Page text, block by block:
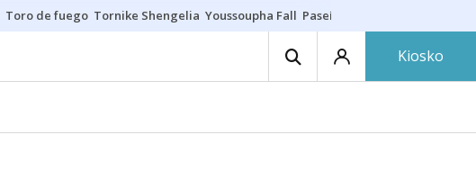
Toro de fuego Tornike Shengelia Youssoupha Fall Paseíllo único
Kiosko